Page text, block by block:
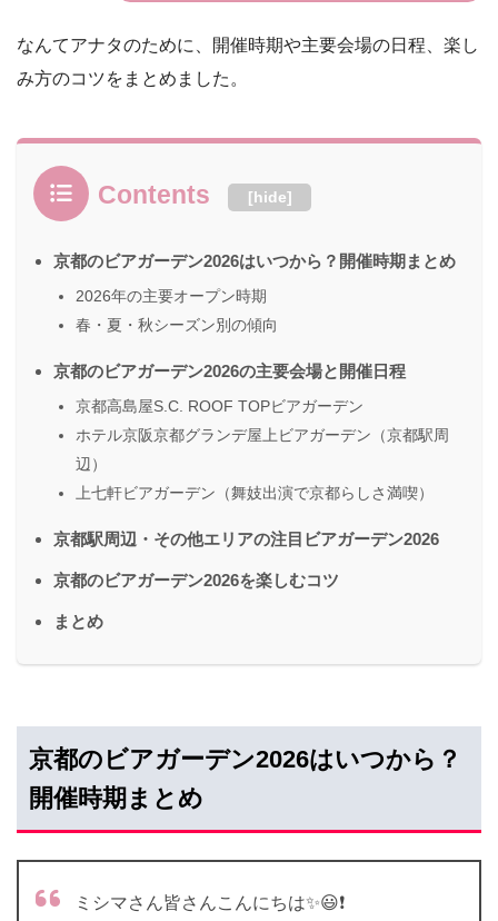
なんてアナタのために、開催時期や主要会場の日程、楽し
み方のコツをまとめました。
Contents [hide]
京都のビアガーデン2026はいつから？開催時期まとめ
2026年の主要オープン時期
春・夏・秋シーズン別の傾向
京都のビアガーデン2026の主要会場と開催日程
京都高島屋S.C. ROOF TOPビアガーデン
ホテル京阪京都グランデ屋上ビアガーデン（京都駅周
辺）
上七軒ビアガーデン（舞妓出演で京都らしさ満喫）
京都駅周辺・その他エリアの注目ビアガーデン2026
京都のビアガーデン2026を楽しむコツ
まとめ
京都のビアガーデン2026はいつから？
開催時期まとめ
ミシマさん皆さんこんにちは✨😃❗